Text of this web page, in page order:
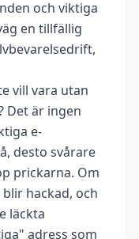
och viktiga
en tillfällig
vill vara utan
Det är ingen
e-
desto svårare
prickarna. Om
hackad, och
läckta
adress som